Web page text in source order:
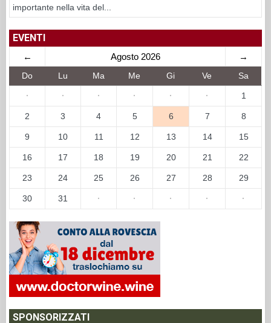
importante nella vita del...
EVENTI
← Agosto 2026 →
Do Lu Ma Me Gi Ve Sa
· · · · · · 1
2 3 4 5 6 7 8
9 10 11 12 13 14 15
16 17 18 19 20 21 22
23 24 25 26 27 28 29
30 31 · · · · ·
SPONSORIZZATI